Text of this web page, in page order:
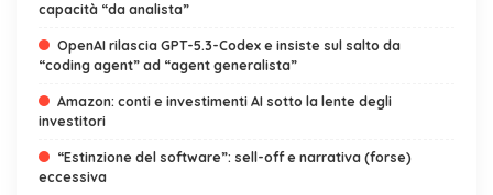
capacità “da analista”
OpenAI rilascia GPT-5.3-Codex e insiste sul salto da
“coding agent” ad “agent generalista”
Amazon: conti e investimenti AI sotto la lente degli
investitori
“Estinzione del software”: sell-off e narrativa (forse)
eccessiva